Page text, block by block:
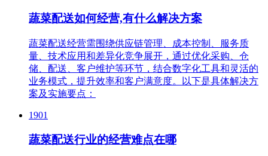
蔬菜配送如何经营,有什么解决方案
蔬菜配送经营需围绕供应链管理、成本控制、服务质
量、技术应用和差异化竞争展开，通过优化采购、仓
储、配送、客户维护等环节，结合数字化工具和灵活的
业务模式，提升效率和客户满意度。以下是具体解决方
案及实施要点：
1901
蔬菜配送行业的经营难点在哪